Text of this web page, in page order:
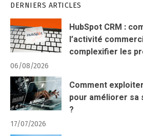
DERNIERS ARTICLES
HubSpot CRM :
l’activité
complexifier les
06/08/2026
Comment
pour améliorer
?
17/07/2026